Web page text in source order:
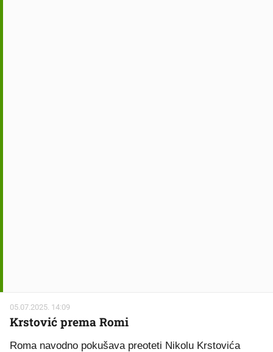
05.07.2025. 14:09
Krstović prema Romi
Roma navodno pokušava preoteti Nikolu Krstovića